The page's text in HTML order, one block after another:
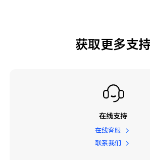
获取更多支
在线支持
在线客服
联系我们